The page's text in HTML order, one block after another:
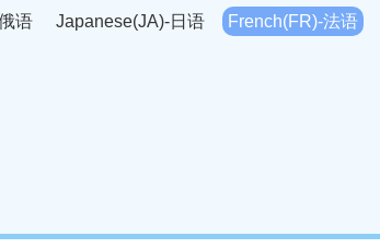
语 Japanese(JA)-日语 French(FR)-法语